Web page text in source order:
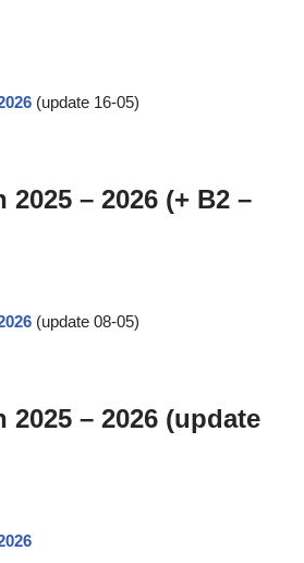
(update 16-05)
2025 – 2026 (+ B2 –
(update 08-05)
2025 – 2026 (update